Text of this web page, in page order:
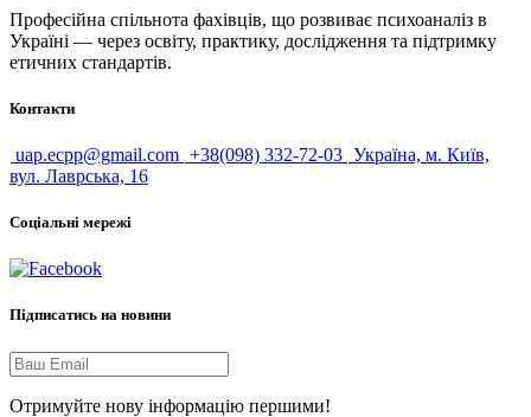
Професійна спільнота фахівців, що розвиває психоаналіз в
Україні — через освіту, практику, дослідження та підтримку
етичних стандартів.
Контакти
uap.ecpp@gmail.com +38(098) 332-72-03 Україна, м. Київ,
вул. Лаврська, 16
Соціальні мережі
Підписатись на новини
Отримуйте нову інформацію першими!